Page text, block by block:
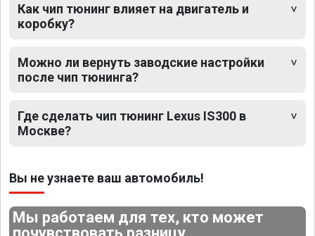
Как чип тюнинг влияет на двигатель и
коробку?
Можно ли вернуть заводские настройки
после чип тюнинга?
Где сделать чип тюнинг Lexus IS300 в
Москве?
Вы не узнаете ваш автомобиль!
Мы работаем для тех, кто может